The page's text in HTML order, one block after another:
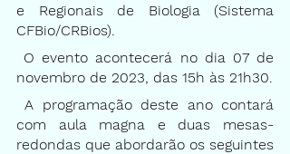
e Regionais de Biologia (Sistema
CFBio/CRBios).
novembro de 2023, das 15h às 21h30.
com aula magna e duas mesas-
redondas que abordarão os seguintes